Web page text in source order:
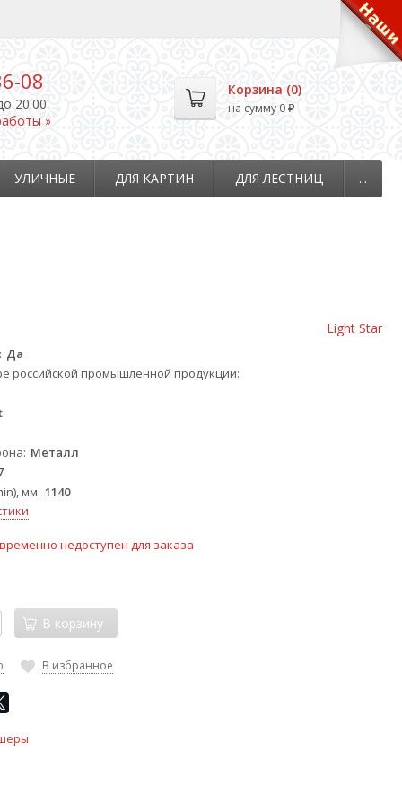
08
20:00
»
Корзина (0)
на сумму 0 ₽
УЛИЧНЫЕ ДЛЯ КАРТИН ДЛЯ ЛЕСТНИЦ ...
Light Star
Да
российской промышленной продукции
Металл
мм 1140
недоступен для заказа
В корзину
В избранное